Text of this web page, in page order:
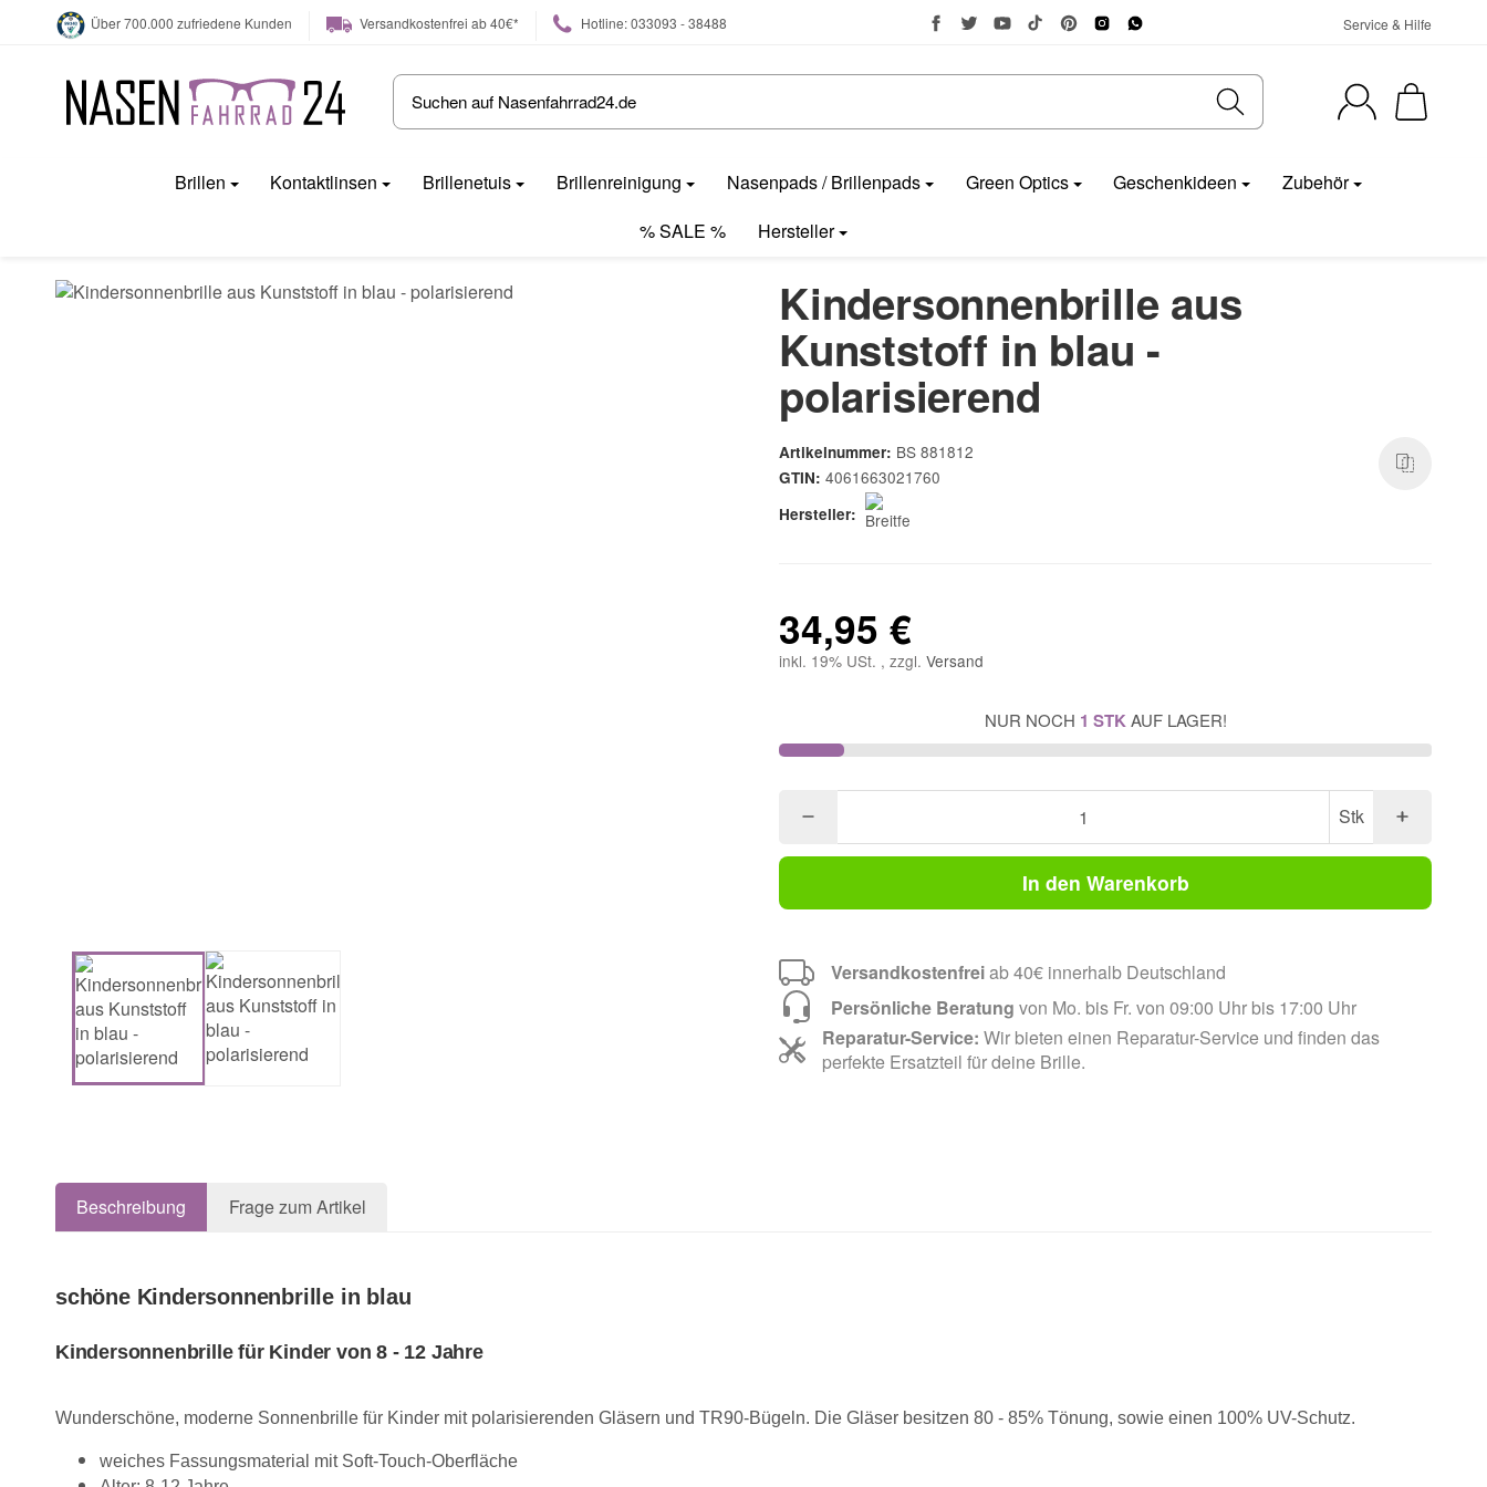
Über 700.000 zufriedene Kunden Versandkostenfrei ab 40€* Hotline: 033093 - 38488 Service & Hilfe
Brillen Kontaktlinsen Brillenetuis Brillenreinigung Nasenpads / Brillenpads Green Optics Geschenkideen
Zubehör
% SALE %
Hersteller
Kindersonnenbrille aus
Kunststoff in blau -
polarisierend
Artikelnummer: BS 881812
GTIN: 4061663021760
Hersteller:
34,95 €
inkl. 19% USt. , zzgl. Versand
NUR NOCH 1 STK AUF LAGER!
Stk
In den Warenkorb
Versandkostenfreiab 40€ innerhalb Deutschland
Persönliche Beratung von Mo. bis Fr. von 09:00 Uhr bis 17:00 Uhr
Reparatur-Service: Wir bieten einen Reparatur-Service und finden das
perfekte Ersatzteil für deine Brille.
Beschreibung Frage zum Artikel
schöne Kindersonnenbrille in blau
Kindersonnenbrille für Kinder von 8 - 12 Jahre
Wunderschöne, moderne Sonnenbrille für Kinder mit polarisierenden Gläsern und TR90-Bügeln. Die Gläser besitzen 80 - 85% Tönung, sowie einen 100% UV-Schutz.
weiches Fassungsmaterial mit Soft-Touch-Oberfläche